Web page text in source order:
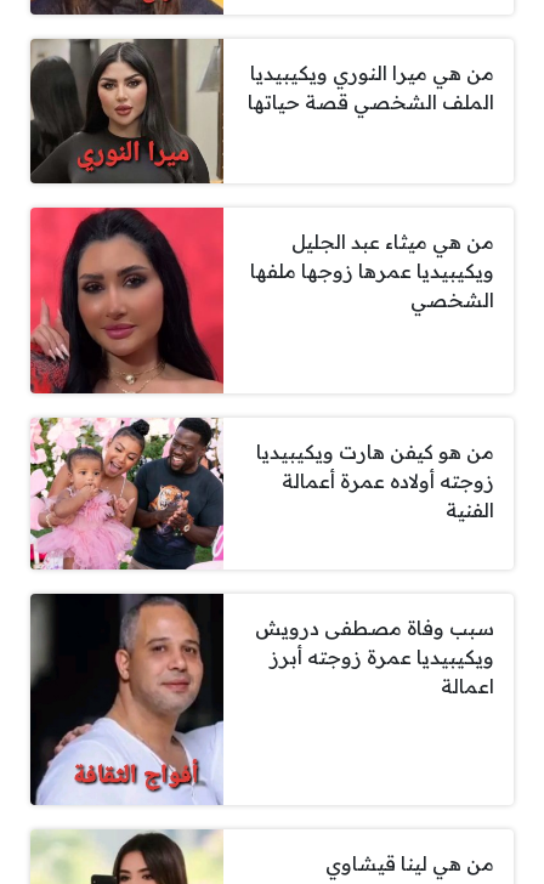
من هي ميرا النوري ويكيبيديا
الملف الشخصي قصة حياتها
من هي ميثاء عبد الجليل
ويكيبيديا عمرها زوجها ملفها
الشخصي
من هو كيفن هارت ويكيبيديا
زوجته أولاده عمرة أعمالة
الفنية
سبب وفاة مصطفى درويش
ويكيبيديا عمرة زوجته أبرز
اعمالة
من هي لينا قيشاوي